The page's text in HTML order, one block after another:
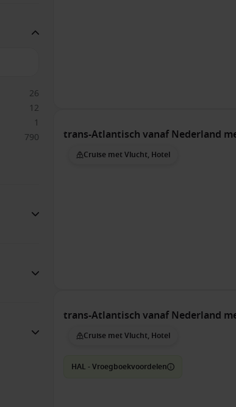
26
12
1
790 trans-Atlantisch vanaf Nederland
Cruise met Vlucht, Hotel
trans-Atlantisch vanaf Nederland
Cruise met Vlucht, Hotel
HAL - Vroegboekvoordelen